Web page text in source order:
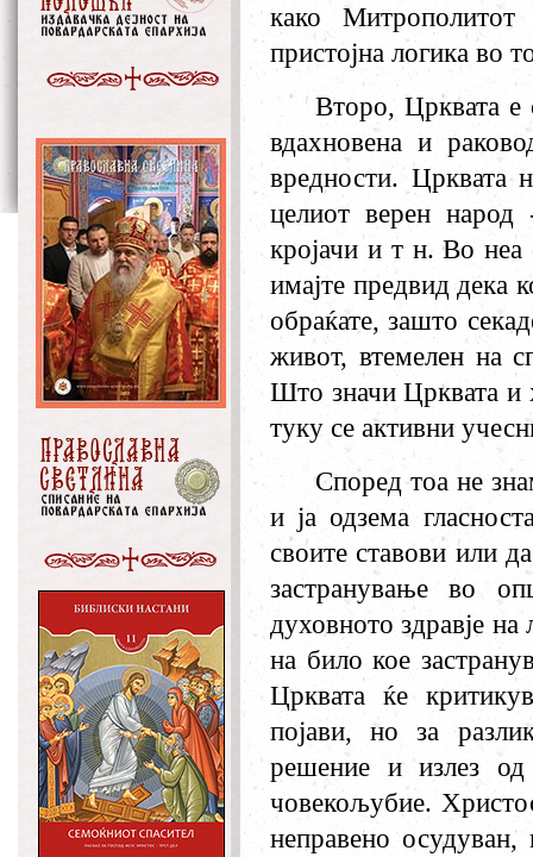
како
пристојна логика во
Второ, Црквата е
вдахновена и
вредности. Црквата
целиот верен народ
кројачи и т н. Во
имајте предвид дека
обраќате, зашто
живот, втемелен на
Што значи Црквата и
туку се активни
Според тоа не
и ја одзема
своите ставови или
застранување во
духовното здравје
на било кое
Црквата ќе
појави, но за
решение и излез од
човекољубие.
неправено